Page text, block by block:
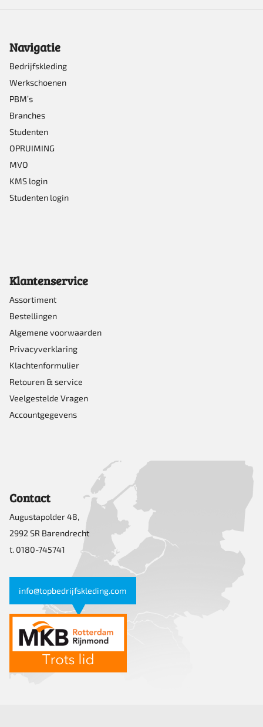
gekozen
worden
op
de
productpagina
Navigatie
Bedrijfskleding
Werkschoenen
PBM’s
Branches
Studenten
OPRUIMING
MVO
KMS login
Studenten login
Klantenservice
Assortiment
Bestellingen
Algemene voorwaarden
Privacyverklaring
Klachtenformulier
Retouren & service
Veelgestelde Vragen
Accountgegevens
Contact
Augustapolder 48,
2992 SR Barendrecht
t. 0180-745741
info@topbedrijfskleding.com